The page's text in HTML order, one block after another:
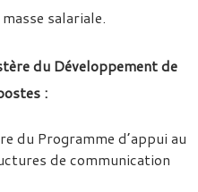
salariale.
du Développement de
:
du Programme d’appui au
de communication